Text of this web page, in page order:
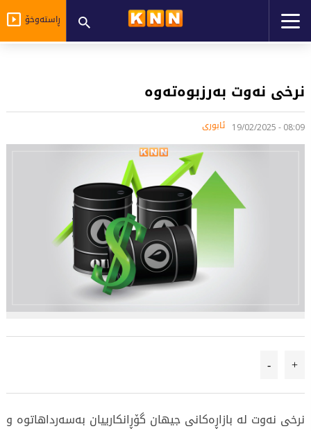
ڕاستەوخۆ
نرخى نەوت بەرزبوەتەوە
08:09 - 19/02/2025 ئابوری
+
-
نرخى نەوت لە بازاڕەکانى جیهان گۆڕانکارییان بەسەرداهاتوە و